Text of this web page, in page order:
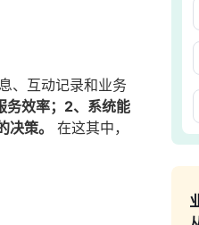
、互动记录和业务
务效率；2、系统能
策。
在这其中，